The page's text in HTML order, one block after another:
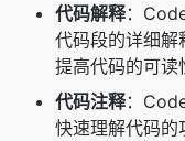
代码解释：
代码段的详细解
提高代码的可读
代码注释：
快速理解代码的